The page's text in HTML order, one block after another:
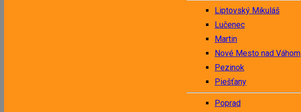
Liptovský Mikuláš
Lučenec
Martin
Nové Mesto nad Váhom
Pezinok
Piešťany
Poprad